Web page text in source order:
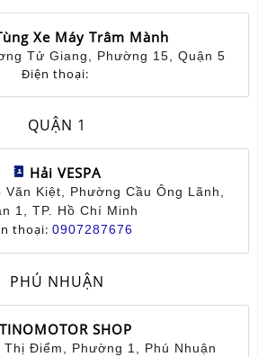
Xe Máy Trâm Mành
Tử Giang, Phường 15, Quận 5
Điện thoại:
QUẬN 1
Hải VESPA
Văn Kiệt, Phường Cầu Ông Lãnh,
1, TP. Hồ Chí Minh
thoại: 0907287676
PHÚ NHUẬN
TINOMOTOR SHOP
Điểm, Phường 1, Phú Nhuận